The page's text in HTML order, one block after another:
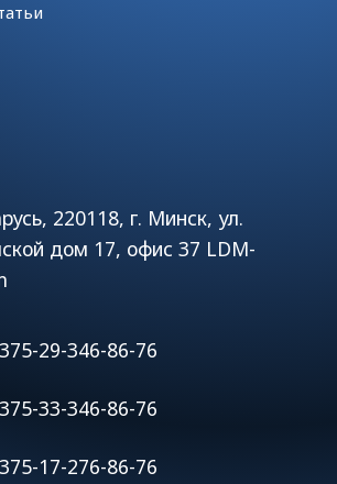
220118, г. Минск, ул.
дом 17, офис 37 LDM-
29-346-86-76
33-346-86-76
17-276-86-76